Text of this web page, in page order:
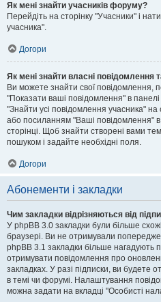
Як мені знайти учасників форуму?
Перейдіть на сторінку "Учасники" і
учасника".
Догори
Як мені знайти власні повідомлення
Ви можете знайти свої
"Показати ваші повідомлення" в панелі
"Знайти усі повідомлення учасника"
або посиланням "Ваші повідомлення"
сторінці. Щоб знайти створені вами
пошуком і задайте необхідні поля.
Догори
Абонементи і закладки
Чим закладки відрізняються від
У phpBB 3.0 закладки були більше
браузері. Ви не отримували
phpBB 3.1 закладки більше нагадують
отримувати повідомлення про
закладках. У разі підписки, ви будете
в темі чи форумі. Налаштування
можна задати на вкладці "Особисті